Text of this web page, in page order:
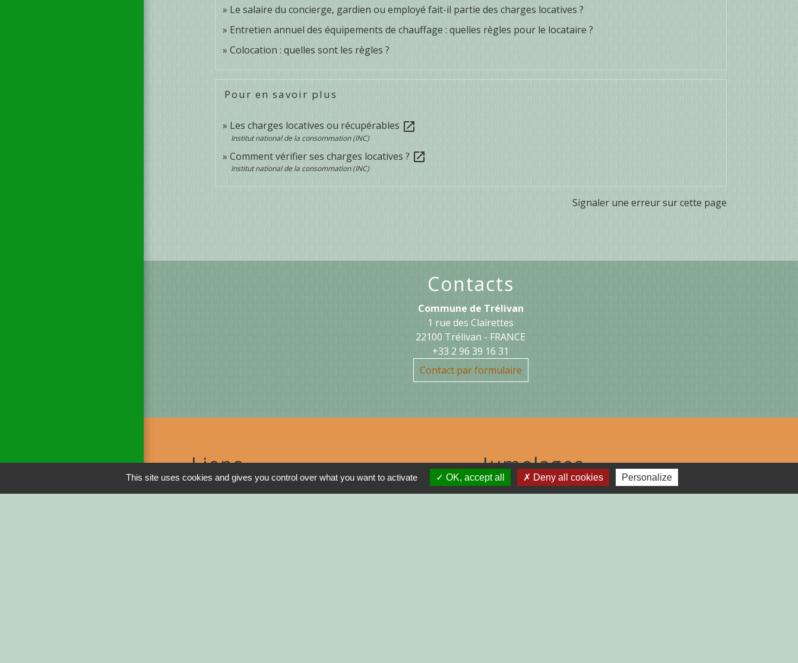
Le salaire du concierge, gardien ou employé fait-il partie des charges locatives ?
Entretien annuel des équipements de chauffage : quelles règles pour le locataire ?
Colocation : quelles sont les règles ?
Pour en savoir plus
Les charges locatives ou récupérables open_in_new
Institut national de la consommation (INC)
Comment vérifier ses charges locatives ? open_in_new
Institut national de la consommation (INC)
Signaler une erreur sur cette page
Contacts
Commune de Trélivan
1 rue des Clairettes
22100 Trélivan - FRANCE
+33 2 96 39 16 31
Contact par formulaire
Liens
DINAN AGGLO
Jumelages
MONTGAILHARD (ARIEGE)
This site uses cookies and gives you control over what you want to activate OK, accept all Deny all cookies Personalize